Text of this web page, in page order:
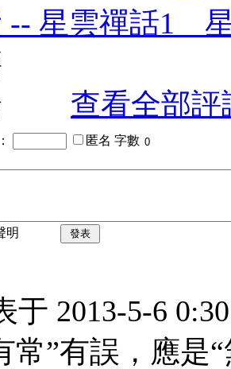
-- 星雲禪話1
查看全部評
匿名 字數
明 發表
于 2013-5-6
常”有誤，應是